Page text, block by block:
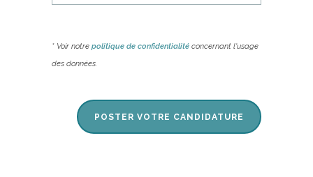
* Voir notre politique de confidentialité concernant l'usage
des données.